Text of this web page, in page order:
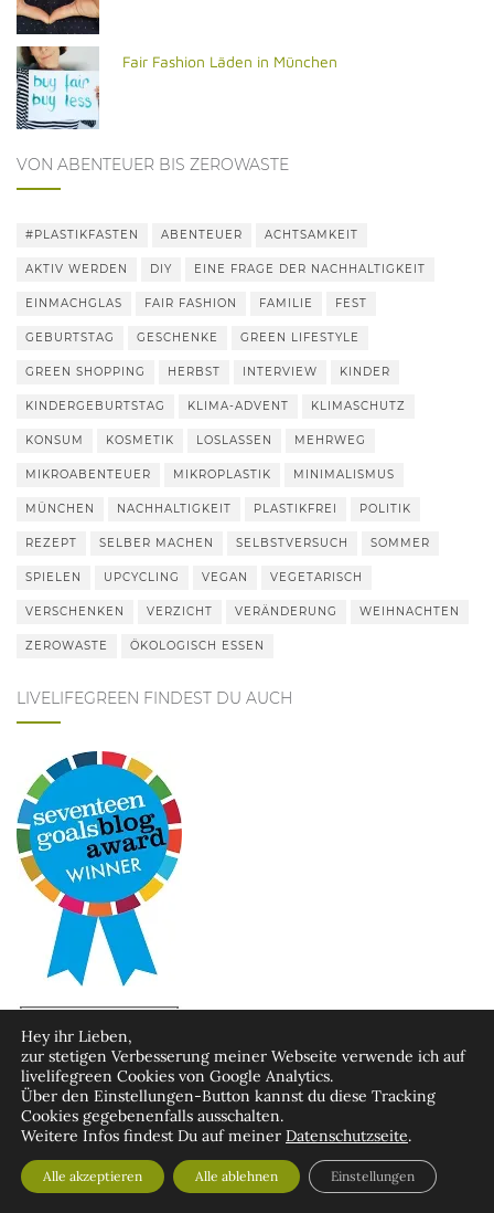
Fair Fashion Läden in München
VON ABENTEUER BIS ZEROWASTE
#PLASTIKFASTEN ABENTEUER ACHTSAMKEIT
AKTIV WERDEN DIY EINE FRAGE DER NACHHALTIGKEIT
EINMACHGLAS FAIR FASHION FAMILIE FEST
GEBURTSTAG GESCHENKE GREEN LIFESTYLE
GREEN SHOPPING HERBST INTERVIEW KINDER
KINDERGEBURTSTAG KLIMA-ADVENT KLIMASCHUTZ
KONSUM KOSMETIK LOSLASSEN MEHRWEG
MIKROABENTEUER MIKROPLASTIK MINIMALISMUS
MÜNCHEN NACHHALTIGKEIT PLASTIKFREI POLITIK
REZEPT SELBER MACHEN SELBSTVERSUCH SOMMER
SPIELEN UPCYCLING VEGAN VEGETARISCH
VERSCHENKEN VERZICHT VERÄNDERUNG WEIHNACHTEN
ZEROWASTE ÖKOLOGISCH ESSEN
LIVELIFEGREEN FINDEST DU AUCH
Hey ihr Lieben,
zur stetigen Verbesserung meiner Webseite verwende ich auf
livelifegreen Cookies von Google Analytics.
Über den Einstellungen-Button kannst du diese Tracking
Cookies gegebenenfalls ausschalten.
Weitere Infos findest Du auf meiner Datenschutzseite.
Alle akzeptieren Alle ablehnen Einstellungen